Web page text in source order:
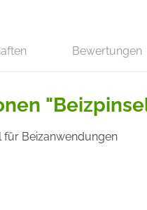
Bewertungen
für Beizanwendungen